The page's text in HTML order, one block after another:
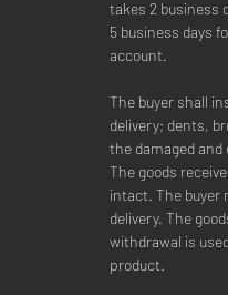
takes 2 business
5 business days
account.
The buyer shall
delivery; dents,
the damaged and
The goods
intact. The buyer
delivery. The
withdrawal is
product.